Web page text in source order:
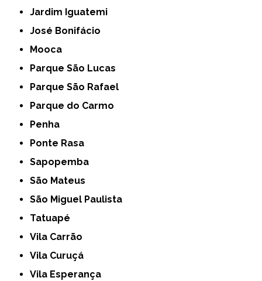
Jardim Iguatemi
José Bonifácio
Mooca
Parque São Lucas
Parque São Rafael
Parque do Carmo
Penha
Ponte Rasa
Sapopemba
São Mateus
São Miguel Paulista
Tatuapé
Vila Carrão
Vila Curuçá
Vila Esperança